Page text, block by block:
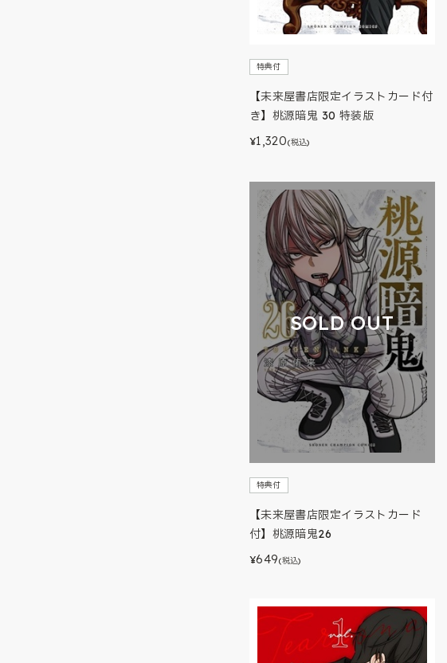
特典付
【未来屋書店限定イラストカード付
き】桃源暗鬼 30 特装版
¥1,320(税込)
SOLD OUT
特典付
【未来屋書店限定イラストカード
付】桃源暗鬼26
¥649(税込)